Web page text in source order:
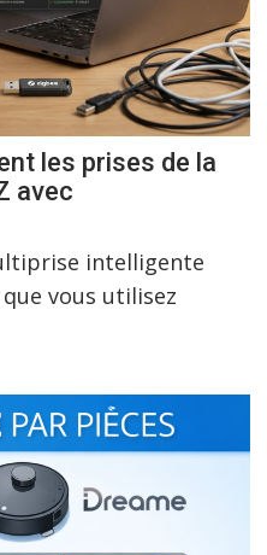
les prises de la
avec
intelligente
vous utilisez